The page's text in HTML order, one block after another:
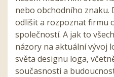
nebo obchodního znaku.
odlišit a rozpoznat firmu
společností. A jak to
názory na aktuální vývoj
světa designu loga,
současnosti a